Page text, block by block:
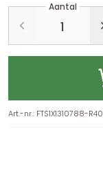
Aantal
Art.-nr.: FTS1X1310788-R40